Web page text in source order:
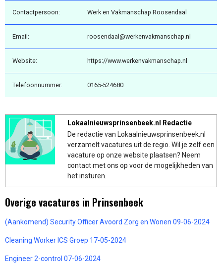
Contactpersoon: Werk en Vakmanschap Roosendaal
Email: roosendaal@werkenvakmanschap.nl
Website: https://www.werkenvakmanschap.nl
Telefoonnummer: 0165-524680
Lokaalnieuwsprinsenbeek.nl Redactie
De redactie van Lokaalnieuwsprinsenbeek.nl
verzamelt vacatures uit de regio. Wil je zelf een
vacature op onze website plaatsen? Neem
contact met ons op voor de mogelijkheden van
het insturen.
Overige vacatures in Prinsenbeek
(Aankomend) Security Officer Avoord Zorg en Wonen 09-06-2024
Cleaning Worker ICS Groep 17-05-2024
Engineer 2-control 07-06-2024